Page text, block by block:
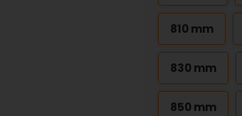
810 mm
830 mm
850 mm